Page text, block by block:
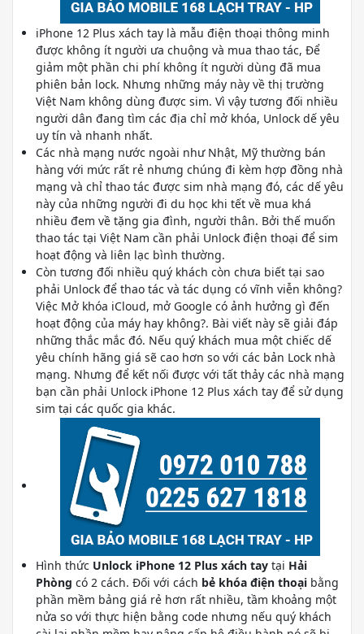
iPhone 12 Plus xách tay là mẫu điện thoại thông minh
được không ít người ưa chuộng và mua thao tác, Để
giảm một phần chi phí không ít người dùng đã mua
phiên bản lock. Nhưng những máy này về thị trường
Việt Nam không dùng được sim. Vì vậy tương đối nhiều
người dân đang tìm các địa chỉ mở khóa, Unlock dế yêu
uy tín và nhanh nhất.
Các nhà mạng nước ngoài như Nhật, Mỹ thường bán
hàng với mức rất rẻ nhưng chúng đi kèm hợp đồng nhà
mạng và chỉ thao tác được sim nhà mạng đó, các dế yêu
này của những người đi du học khi tết về mua khá
nhiều đem về tặng gia đình, người thân. Bởi thế muốn
thao tác tại Việt Nam cần phải Unlock điện thoại để sim
hoạt động và liên lạc bình thường.
Còn tương đối nhiều quý khách còn chưa biết tại sao
phải Unlock để thao tác và tác dụng có vĩnh viễn không?
Việc Mở khóa iCloud, mở Google có ảnh hưởng gì đến
hoạt động của máy hay không?. Bài viết này sẽ giải đáp
những thắc mắc đó. Nếu quý khách mua một chiếc dế
yêu chính hãng giá sẽ cao hơn so với các bản Lock nhà
mạng. Nhưng để kết nối được với tất thảy các nhà mạng
bạn cần phải Unlock iPhone 12 Plus xách tay để sử dụng
sim tại các quốc gia khác.
Hình thức Unlock iPhone 12 Plus xách tay tại Hải
Phòng có 2 cách. Đối với cách bẻ khóa điện thoại bằng
phần mềm bảng giá rẻ hơn rất nhiều, tầm khoảng một
nửa so với thực hiện bằng code nhưng nếu quý khách